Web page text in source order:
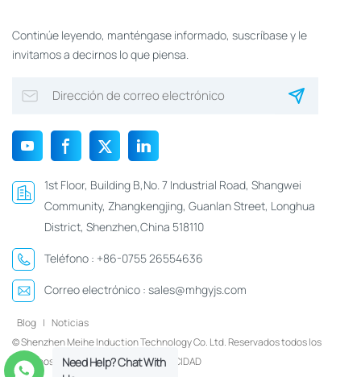
Continúe leyendo, manténgase informado, suscríbase y le
invitamos a decirnos lo que piensa.
1st Floor, Building B,No. 7 Industrial Road, Shangwei
Community, Zhangkengjing, Guanlan Street, Longhua
District, Shenzhen,China 518110
Teléfono : +86-0755 26554636
Correo electrónico : sales@mhgyjs.com
Blog | Noticias
© Shenzhen Meihe Induction Technology Co. Ltd. Reservados todos los
derechos.
Xml | POLÍTICA DE PRIVACIDAD
Need Help? Chat With